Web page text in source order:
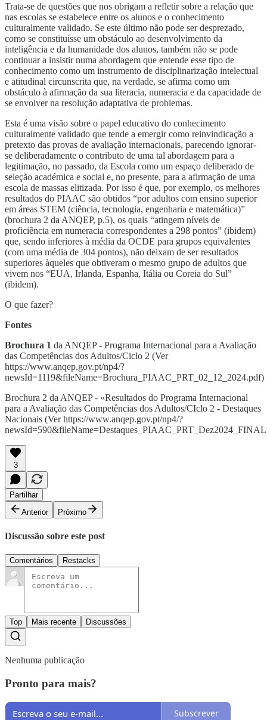
Trata-se de questões que nos obrigam a refletir sobre a relação que
nas escolas se estabelece entre os alunos e o conhecimento
culturalmente validado. Se este último não pode ser desprezado,
como se constituísse um obstáculo ao desenvolvimento da
inteligência e da humanidade dos alunos, também não se pode
continuar a insistir numa abordagem que entende esse tipo de
conhecimento como um instrumento de disciplinarização intelectual
e atitudinal circunscrita que, na verdade, se afirma como um
obstáculo à afirmação da sua literacia, numeracia e da capacidade de
se envolver na resolução adaptativa de problemas.
Esta é uma visão sobre o papel educativo do conhecimento
culturalmente validado que tende a emergir como reinvindicação a
pretexto das provas de avaliação internacionais, parecendo ignorar-
se deliberadamente o contributo de uma tal abordagem para a
legitimação, no passado, da Escola como um espaço deliberado de
seleção académica e social e, no presente, para a afirmação de uma
escola de massas elitizada. Por isso é que, por exemplo, os melhores
resultados do PIAAC são obtidos “por adultos com ensino superior
em áreas STEM (ciência, tecnologia, engenharia e matemática)”
(brochura 2 da ANQEP, p.5), os quais “atingem níveis de
proficiência em numeracia correspondentes a 298 pontos” (ibidem)
que, sendo inferiores à média da OCDE para grupos equivalentes
(com uma média de 304 pontos), não deixam de ser resultados
superiores àqueles que obtiveram o mesmo grupo de adultos que
vivem nos “EUA, Irlanda, Espanha, Itália ou Coreia do Sul”
(ibidem).
O que fazer?
Fontes
Brochura 1 da ANQEP - Programa Internacional para a Avaliação
das Competências dos Adultos/Ciclo 2 (Ver
https://www.anqep.gov.pt/np4/?
newsId=1119&fileName=Brochura_PIAAC_PRT_02_12_2024.pdf)
Brochura 2 da ANQEP - «Resultados do Programa Internacional
para a Avaliação das Competências dos Adultos/CIclo 2 - Destaques
Nacionais (Ver https://www.anqep.gov.pt/np4/?
3
Partilhar
Anterior
Próximo
Discussão sobre este post
Comentários Restacks
Top Mais recente Discussões
Nenhuma publicação
Pronto para mais?
Subscrever